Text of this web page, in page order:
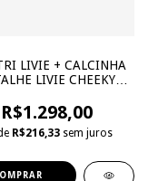
LIVIE + CALCINHA
LIVIE CHEEKY
R$1.298,00
R$216,33 sem juros